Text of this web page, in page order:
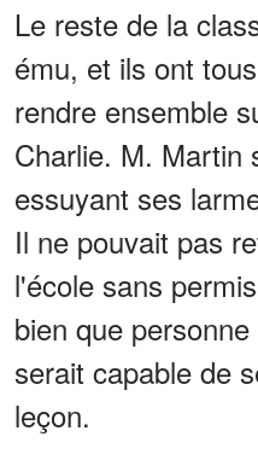
Le reste de la
ému, et ils ont
rendre ensemble
Charlie. M. Martin
essuyant ses
Il ne pouvait pas
l'école sans
bien que
serait capable de
leçon.